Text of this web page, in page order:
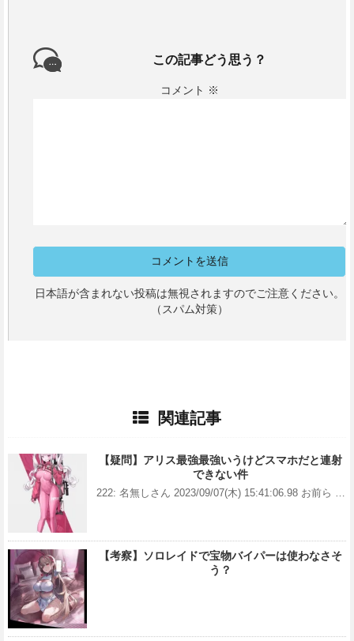
この記事どう思う？
コメント ※
日本語が含まれない投稿は無視されますのでご注意ください。
（スパム対策）
関連記事
【疑問】アリス最強最強いうけどスマホだと連射
できない件
222: 名無しさん 2023/09/07(木) 15:41:06.98 お前ら …
【考察】ソロレイドで宝物バイパーは使わなさそ
う？